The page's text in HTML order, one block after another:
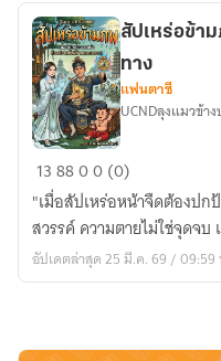
แอ
ป
เป๋า
ตัง
กับ
พัสดุ
หน้า
บ้าน
ที่
สั่ง
มา
สัปเหร่อ
ข้าม
ภพ
:
ป่าช้า
ยันต์
สัปเหร่อข้า
ทาง
แฟนตาซี
UCNDลุง​แมวข้า
138800 (0)
​"เมื่อสัปเหร่อหน้าจืดต้องปก
สวรรค์ ความตายไม่ใช่จุดจ
อัปเดตล่าสุด 25 มี.ค. 69 / 09:59